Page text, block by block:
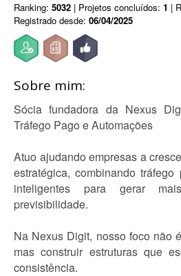
Ranking: 5032 | Projetos concluídos: 1 |
Registrado desde: 06/04/2025
Sobre mim:
Sócia fundadora da Nexus
Tráfego Pago e Automações
Atuo ajudando empresas a
estratégica, combinando
inteligentes para gerar
previsibilidade.
Na Nexus Digit, nosso foco não
mas construir estruturas que
consistência.